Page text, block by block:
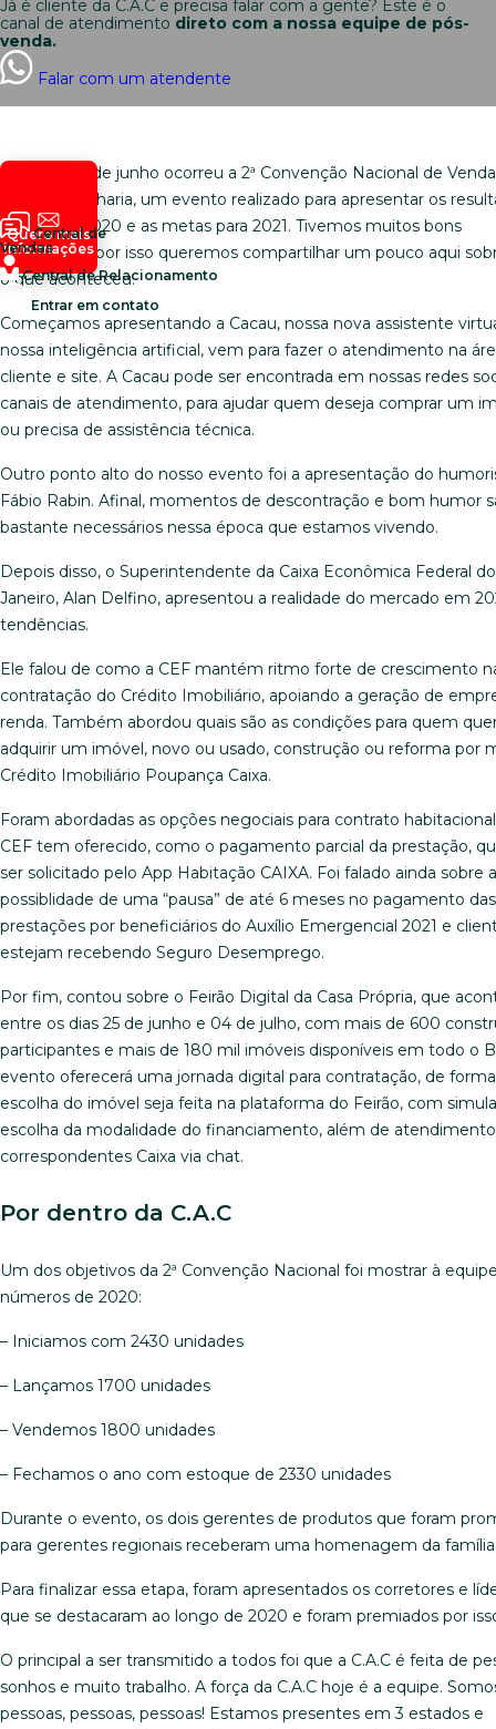
Já é cliente da C.A.C e precisa falar com a gente? Este é o
canal de atendimento direto com a nossa equipe de pós-
venda.
Falar com um atendente
Quero mais
informações
Central de
Vendas
Central de Relacionamento
Entrar em contato
Nesse mês de junho ocorreu a 2ª Convenção Nacional de
C.A.C Engenharia, um evento realizado para apresentar os
do ano de 2020 e as metas para 2021. Tivemos muitos bons
momentos, por isso queremos compartilhar um pouco aqui
o que aconteceu.
Começamos apresentando a Cacau, nossa nova assistente
nossa inteligência artificial, vem para fazer o atendimento na
cliente e site. A Cacau pode ser encontrada em nossas redes
canais de atendimento, para ajudar quem deseja comprar um
ou precisa de assistência técnica.
Outro ponto alto do nosso evento foi a apresentação do
Fábio Rabin. Afinal, momentos de descontração e bom humor
bastante necessários nessa época que estamos vivendo.
Depois disso, o Superintendente da Caixa Econômica Federal
Janeiro, Alan Delfino, apresentou a realidade do mercado em
tendências.
Ele falou de como a CEF mantém ritmo forte de crescimento
contratação do Crédito Imobiliário, apoiando a geração de
renda. Também abordou quais são as condições para quem
adquirir um imóvel, novo ou usado, construção ou reforma por
Crédito Imobiliário Poupança Caixa.
Foram abordadas as opções negociais para contrato
CEF tem oferecido, como o pagamento parcial da prestação,
ser solicitado pelo App Habitação CAIXA. Foi falado ainda sobre a
possiblidade de uma “pausa” de até 6 meses no pagamento das
prestações por beneficiários do Auxílio Emergencial 2021 e
estejam recebendo Seguro Desemprego.
Por fim, contou sobre o Feirão Digital da Casa Própria, que
entre os dias 25 de junho e 04 de julho, com mais de 600
participantes e mais de 180 mil imóveis disponíveis em todo o
evento oferecerá uma jornada digital para contratação, de
escolha do imóvel seja feita na plataforma do Feirão, com
escolha da modalidade do financiamento, além de
correspondentes Caixa via chat.
Por dentro da C.A.C
Um dos objetivos da 2ª Convenção Nacional foi mostrar à
números de 2020:
– Iniciamos com 2430 unidades
– Lançamos 1700 unidades
– Vendemos 1800 unidades
– Fechamos o ano com estoque de 2330 unidades
Durante o evento, os dois gerentes de produtos que foram
para gerentes regionais receberam uma homenagem da família
Para finalizar essa etapa, foram apresentados os corretores e
que se destacaram ao longo de 2020 e foram premiados por
O principal a ser transmitido a todos foi que a C.A.C é feita de
sonhos e muito trabalho. A força da C.A.C hoje é a equipe.
pessoas, pessoas, pessoas! Estamos presentes em 3 estados e